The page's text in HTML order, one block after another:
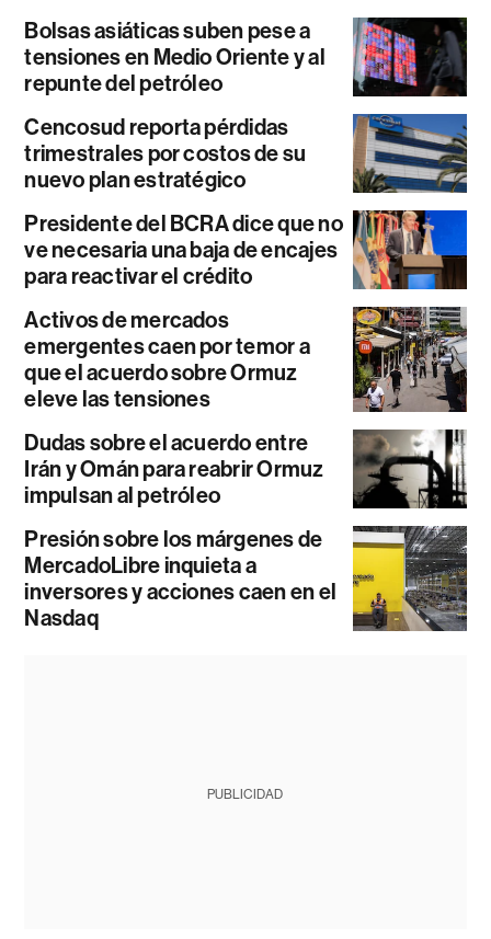
Bolsas asiáticas suben pese a
tensiones en Medio Oriente y al
repunte del petróleo
Cencosud reporta pérdidas
trimestrales por costos de su
nuevo plan estratégico
Presidente del BCRA dice que no
ve necesaria una baja de encajes
para reactivar el crédito
Activos de mercados
emergentes caen por temor a
que el acuerdo sobre Ormuz
eleve las tensiones
Dudas sobre el acuerdo entre
Irán y Omán para reabrir Ormuz
impulsan al petróleo
Presión sobre los márgenes de
MercadoLibre inquieta a
inversores y acciones caen en el
Nasdaq
PUBLICIDAD